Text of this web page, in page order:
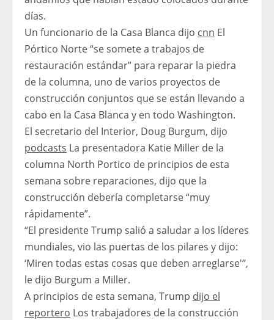
días.
Un funcionario de la Casa Blanca dijo cnn El
Pórtico Norte “se somete a trabajos de
restauración estándar” para reparar la piedra
de la columna, uno de varios proyectos de
construcción conjuntos que se están llevando a
cabo en la Casa Blanca y en todo Washington.
El secretario del Interior, Doug Burgum, dijo
podcasts La presentadora Katie Miller de la
columna North Portico de principios de esta
semana sobre reparaciones, dijo que la
construcción debería completarse “muy
rápidamente”.
“El presidente Trump salió a saludar a los líderes
mundiales, vio las puertas de los pilares y dijo:
‘Miren todas estas cosas que deben arreglarse'”,
le dijo Burgum a Miller.
A principios de esta semana, Trump dijo el
reportero Los trabajadores de la construcción